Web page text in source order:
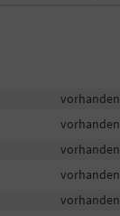
vorhanden
vorhanden
vorhanden
vorhanden
vorhanden